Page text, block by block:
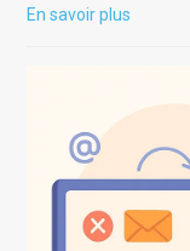
En savoir plus